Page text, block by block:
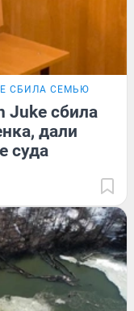
СБИЛА СЕМЬЮ
Juke сбила
дали
суда